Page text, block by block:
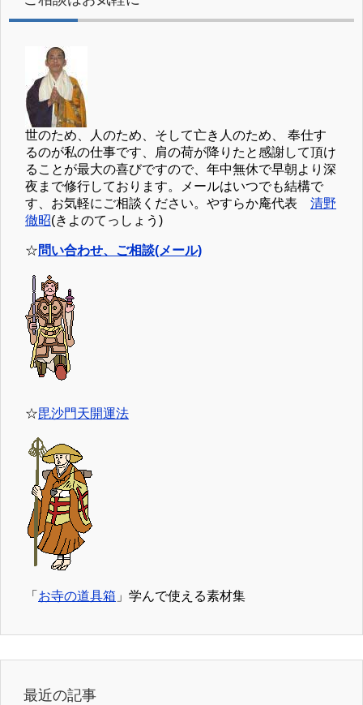
世のため、人のため、そして亡き人のため、 奉仕す
るのが私の仕事です、肩の荷が降りたと感謝して頂け
ることが最大の喜びですので、年中無休で早朝より深
夜まで修行しております。メールはいつでも結構で
す、お気軽にご相談ください。やすらか庵代表 清野
徹昭(きよのてっしょう)
☆問い合わせ、ご相談(メール)
☆毘沙門天開運法
「 お寺の道具箱 」学んで使える素材集
最近の記事